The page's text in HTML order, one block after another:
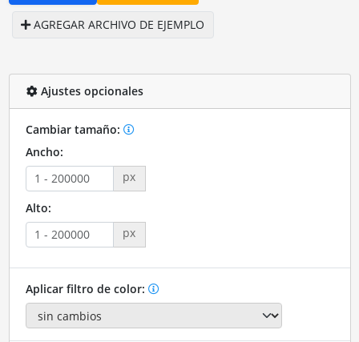
AGREGAR ARCHIVO DE EJEMPLO
Ajustes opcionales
Cambiar tamaño:
Ancho:
px
Alto:
px
Aplicar filtro de color: